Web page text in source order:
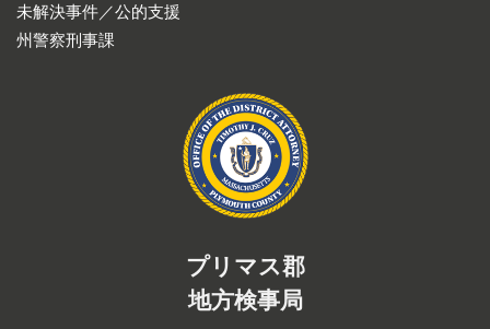
未解決事件／公的支援
州警察刑事課
プリマス郡
地方検事局